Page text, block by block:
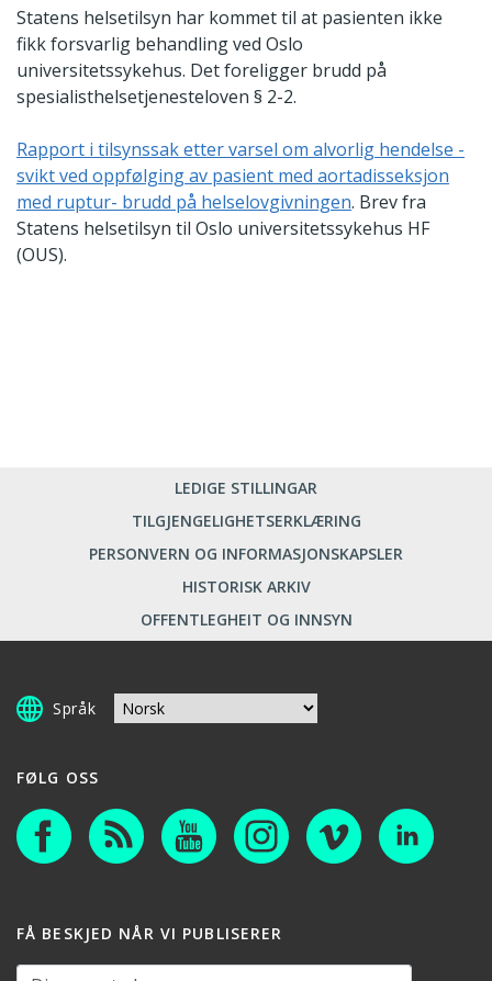
Statens helsetilsyn har kommet til at pasienten ikke
fikk forsvarlig behandling ved Oslo
universitetssykehus. Det foreligger brudd på
spesialisthelsetjenesteloven § 2-2.
Rapport i tilsynssak etter varsel om alvorlig hendelse -
svikt ved oppfølging av pasient med aortadisseksjon
med ruptur- brudd på helselovgivningen. Brev fra
Statens helsetilsyn til Oslo universitetssykehus HF
(OUS).
LEDIGE STILLINGAR
TILGJENGELIGHETSERKLÆRING
PERSONVERN OG INFORMASJONSKAPSLER
HISTORISK ARKIV
OFFENTLEGHEIT OG INNSYN
Språk
FØLG OSS
FÅ BESKJED NÅR VI PUBLISERER
Din e-postadresse: